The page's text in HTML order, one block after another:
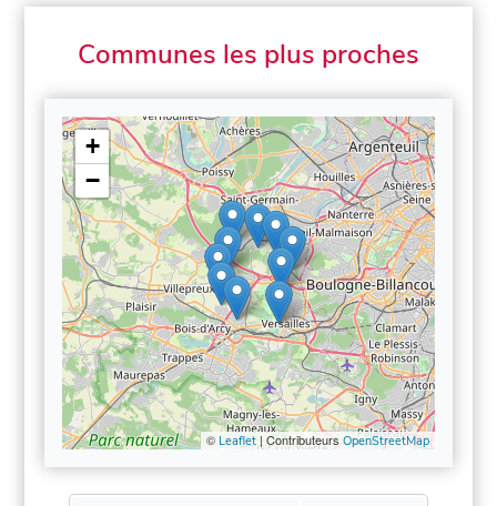
Communes les plus proches
+
−
© Leaflet| Contributeurs OpenStreetMap